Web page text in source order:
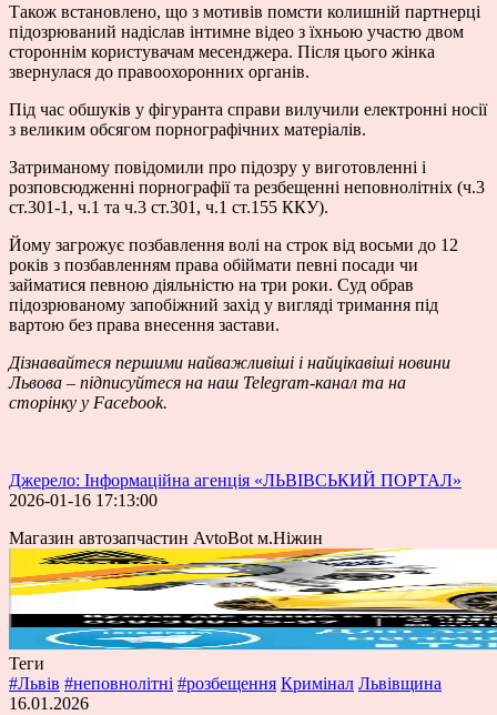
Також встановлено, що з мотивів помсти колишній партнерці
підозрюваний надіслав інтимне відео з їхньою участю двом
стороннім користувачам месенджера. Після цього жінка
звернулася до правоохоронних органів.
Під час обшуків у фігуранта справи вилучили електронні носії
з великим обсягом порнографічних матеріалів.
Затриманому повідомили про підозру у виготовленні і
розповсюдженні порнографії та резбещенні неповнолітніх (ч.3
ст.301-1, ч.1 та ч.3 ст.301, ч.1 ст.155 ККУ).
Йому загрожує позбавлення волі на строк від восьми до 12
років з позбавленням права обіймати певні посади чи
займатися певною діяльністю на три роки. Суд обрав
підозрюваному запобіжний захід у вигляді тримання під
вартою без права внесення застави.
Дізнавайтеся першими найважливіші і найцікавіші новини
Львова – підписуйтеся на наш Telegram-канал та на
сторінку у Facebook.
Джерело: Інформаційна агенція «ЛЬВІВСЬКИЙ ПОРТАЛ»
2026-01-16 17:13:00
Магазин автозапчастин AvtoBot м.Ніжин
Теги
#Львів #неповнолітні #розбещення Кримінал Львівщина
16.01.2026